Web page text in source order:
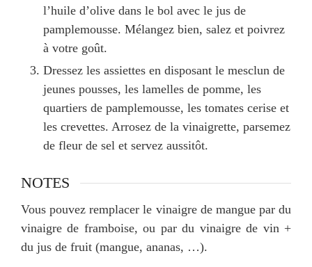
l’huile d’olive dans le bol avec le jus de
pamplemousse. Mélangez bien, salez et poivrez
à votre goût.
Dressez les assiettes en disposant le mesclun de
jeunes pousses, les lamelles de pomme, les
quartiers de pamplemousse, les tomates cerise et
les crevettes. Arrosez de la vinaigrette, parsemez
de fleur de sel et servez aussitôt.
NOTES
Vous pouvez remplacer le vinaigre de mangue par du
vinaigre de framboise, ou par du vinaigre de vin +
du jus de fruit (mangue, ananas, …).